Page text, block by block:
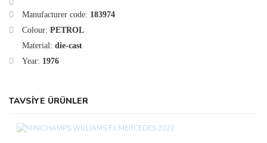
Manufacturer code: 183974
Colour: PETROL
Material: die-cast
Year: 1976
TAVSİYE ÜRÜNLER